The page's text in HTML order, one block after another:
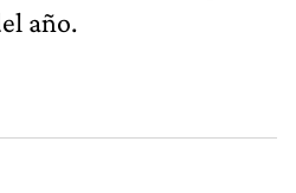
año.